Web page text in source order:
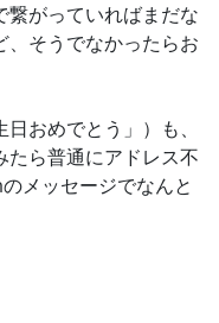
繋がっていればまだな
、そうでなかったらお
おめでとう」）も、
たら普通にアドレス不
メッセージでなんと